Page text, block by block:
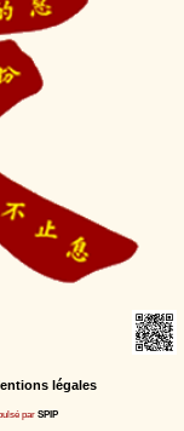
légales
par SPIP